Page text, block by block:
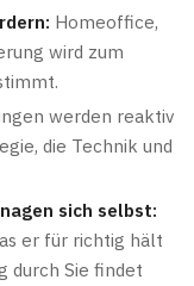
Homeoffice,
wird zum
werden reaktiv
die Technik und
sich selbst:
er für richtig hält
durch Sie findet